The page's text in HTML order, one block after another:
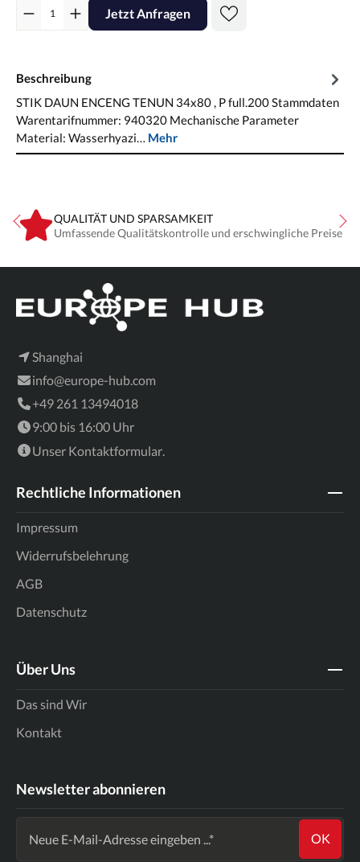
Jetzt Anfragen
Beschreibung
STIK DAUN ENCENG TENUN 34x80 , P full.200 Stammdaten
Warentarifnummer: 940320 Mechanische Parameter
Material: Wasserhyazi… Mehr
QUALITÄT UND SPARSAMKEIT
Umfassende Qualitätskontrolle und erschwingliche Preise
Shanghai
info@europe-hub.com
+49 261 13494018
9:00 bis 16:00 Uhr
Unser Kontaktformular.
Rechtliche Informationen
Impressum
Widerrufsbelehrung
AGB
Datenschutz
Über Uns
Das sind Wir
Kontakt
Newsletter abonnieren
OK